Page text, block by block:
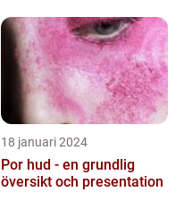
18 januari 2024
Por hud - en grundlig
översikt och presentation